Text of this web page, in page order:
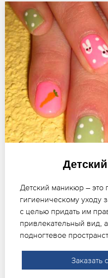
Детский маникюр – это
гигиеническому уходу
с целью придать им
привлекательный вид,
подногтевое
Заказать